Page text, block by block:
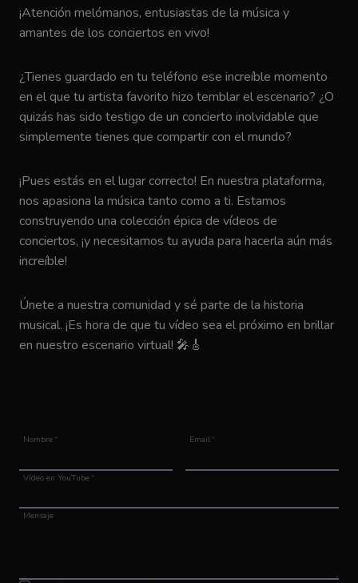
¡Atención melómanos, entusiastas de la música y
amantes de los conciertos en vivo!
¿Tienes guardado en tu teléfono ese increíble momento
en el que tu artista favorito hizo temblar el escenario? ¿O
quizás has sido testigo de un concierto inolvidable que
simplemente tienes que compartir con el mundo?
¡Pues estás en el lugar correcto! En nuestra plataforma,
nos apasiona la música tanto como a ti. Estamos
construyendo una colección épica de vídeos de
conciertos, ¡y necesitamos tu ayuda para hacerla aún más
increíble!
Únete a nuestra comunidad y sé parte de la historia
musical. ¡Es hora de que tu vídeo sea el próximo en brillar
en nuestro escenario virtual! 🎤🎸
Nombre* Email*
Vídeo en YouTube*
Mensaje